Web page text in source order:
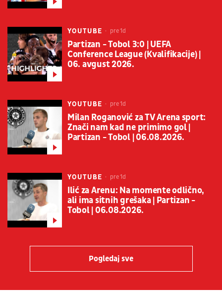
YOUTUBE pre 1d
Partizan - Tobol 3:0 | UEFA
Conference League (Kvalifikacije) |
06. avgust 2026.
YOUTUBE pre 1d
Milan Roganović za TV Arena sport:
Znači nam kad ne primimo gol |
Partizan - Tobol | 06.08.2026.
YOUTUBE pre 1d
Ilić za Arenu: Na momente odlično,
ali ima sitnih grešaka | Partizan -
Tobol | 06.08.2026.
Pogledaj sve